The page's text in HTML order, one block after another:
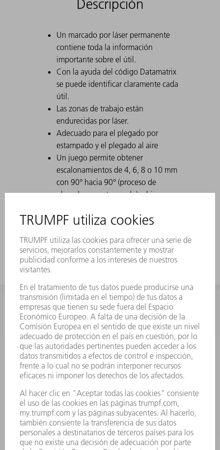
Descripción
Un marcado por láser permanente
contiene toda la información
importante sobre el útil.
Con la ayuda del código Datamatrix
se puede identificar claramente cada
útil.
Las zonas de trabajo están
endurecidas por láser.
Adecuado para el plegado por
estampado y el plegado al aire
Un juego permite obtener
escalonamientos de 4, 6, 8 o 10 mm
con 90° hacia 90° (proceso de
plegado por estampado) o bien
de > 90° en el proceso de plegado
INFORMACIÓN
Preguntas más frecuentes
Condiciones generales de venta
CONTACTO
Departamento de Repuestos
+34 91 657 36 70
Viernes de 8h – 17h
repuestos@es.trumpf.com
CONTACTO
Departamento de Utillaje
+34 91 657 36 69